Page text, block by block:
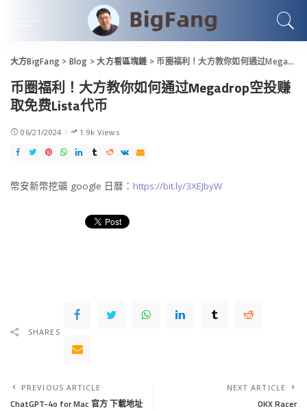
大方BigFang > Blog >大方看區塊鏈 > 币圈福利！大方教你如何通过Megadrop空投赚取免费Lista代币
币圈福利！大方教你如何通过Megadrop空投赚
取免费Lista代币
06/21/2024 1.9k Views
幣安新幣挖礦 google 日曆： https://bit.ly/3XEJbyW
SHARES
PREVIOUS ARTICLE
ChatGPT-4o for Mac 官方 下載地址
NEXT ARTICLE
OKX Racer